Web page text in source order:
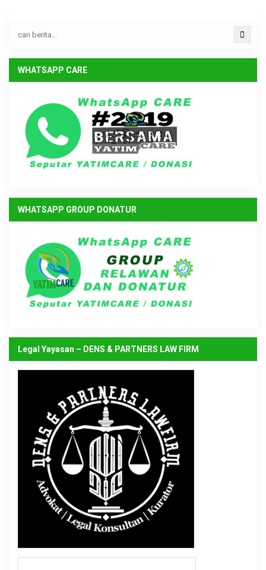
WHATSAPP CARE
WHATSAPP GROUP DONATUR
Legal Yayasan – DENS & PARTNERS LAW FIRM